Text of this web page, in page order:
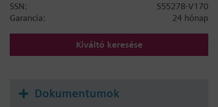
SSN:
S55278-V170
Garancia:
24 hónap
Kiváltó keresése
Dokumentumok